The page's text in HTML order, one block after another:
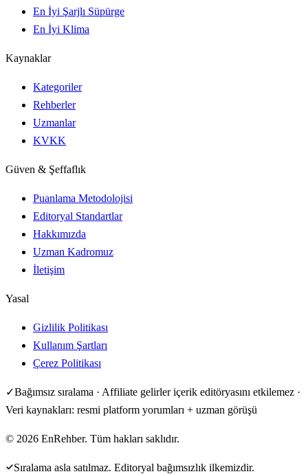
En İyi Şarjlı Süpürge
En İyi Klima
Kaynaklar
Kategoriler
Rehberler
Uzmanlar
KVKK
Güven & Şeffaflık
Puanlama Metodolojisi
Editoryal Standartlar
Hakkımızda
Uzman Kadromuz
İletişim
Yasal
Gizlilik Politikası
Kullanım Şartları
Çerez Politikası
✓Bağımsız sıralama · Affiliate gelirler içerik editöryasını etkilemez ·
Veri kaynakları: resmi platform yorumları + uzman görüşü
© 2026 EnRehber. Tüm hakları saklıdır.
Sıralama asla satılmaz. Editoryal bağımsızlık ilkemizdir.